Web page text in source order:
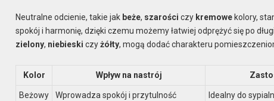
Neutralne odcienie, takie jak beże, szarości czy kremowekolory,
spokój i harmonię, dzięki czemu możemy łatwiej odprężyć się po
zielony, niebieski czyżółty, mogą dodać charakteru
Kolor Wpływ na nastrój
Beżowy Wprowadza spokój i przytulność Idealny do